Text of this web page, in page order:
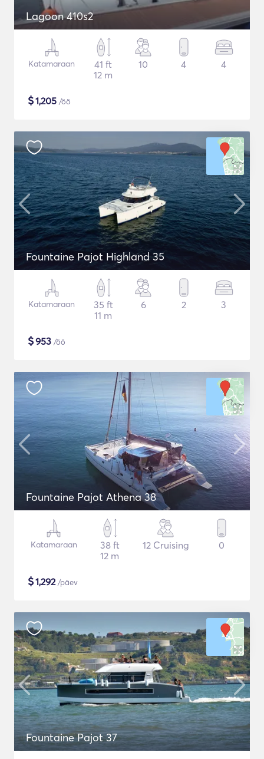
Lagoon 410s2
Katamaraan
41 ft
12 m
10 4 4
$1,205 /öö
Fountaine Pajot Highland 35
Katamaraan
35 ft
11 m
6 2 3
$953 /öö
Fountaine Pajot Athena 38
Katamaraan
38 ft
12 m
12 Cruising 0
$1,292/päev
Fountaine Pajot 37